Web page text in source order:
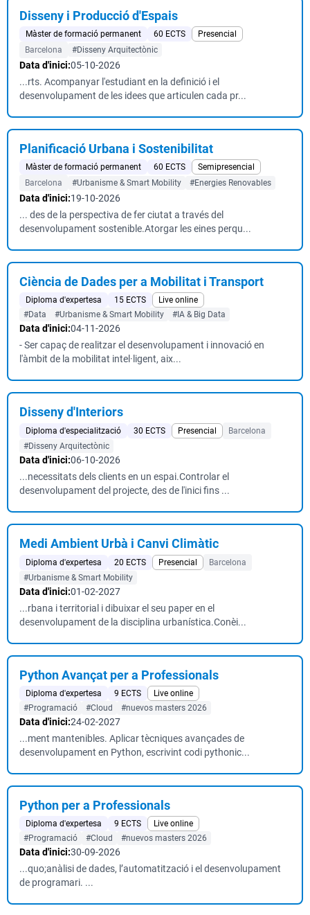
Disseny i Producció d'Espais
Màster de formació permanent 60 ECTS
Presencial
Barcelona
#Disseny Arquitectònic
Data d'inici:05-10-2026
...rts. Acompanyar l'estudiant en la definició i el
desenvolupament de les idees que articulen cada pr...
Planificació Urbana i Sostenibilitat
Màster de formació permanent 60 ECTS
Semipresencial
Barcelona
#Urbanisme & Smart Mobility #Energies Renovables
Data d'inici:19-10-2026
... des de la perspectiva de fer ciutat a través del
desenvolupament sostenible.Atorgar les eines perqu...
Ciència de Dades per a Mobilitat i Transport
Diploma d'expertesa 15 ECTS
Live online
#Data
#Urbanisme & Smart Mobility #IA & Big Data
Data d'inici:04-11-2026
- Ser capaç de realitzar el desenvolupament i innovació en
l'àmbit de la mobilitat intel·ligent, aix...
Disseny d'Interiors
Diploma d'especialització 30 ECTS Presencial
Barcelona
#Disseny Arquitectònic
Data d'inici:06-10-2026
...necessitats dels clients en un espai.Controlar el
desenvolupament del projecte, des de l'inici fins ...
Medi Ambient Urbà i Canvi Climàtic
Diploma d'expertesa 20 ECTS Presencial
Barcelona
#Urbanisme & Smart Mobility
Data d'inici:01-02-2027
...rbana i territorial i dibuixar el seu paper en el
desenvolupament de la disciplina urbanística.Conèi...
Python Avançat per a Professionals
Diploma d'expertesa 9 ECTS
Live online
#Programació
#Cloud #nuevos masters 2026
Data d'inici:24-02-2027
...ment mantenibles. Aplicar tècniques avançades de
desenvolupament en Python, escrivint codi pythonic...
Python per a Professionals
Diploma d'expertesa 9 ECTS
Live online
#Programació
#Cloud #nuevos masters 2026
Data d'inici:30-09-2026
...quo;anàlisi de dades, l’automatització i el desenvolupament
de programari. ...